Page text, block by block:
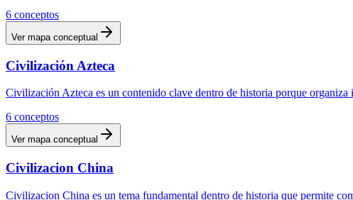
6 conceptos
Ver mapa conceptual
Civilización Azteca
Civilización Azteca es un contenido clave dentro de historia porque
6 conceptos
Ver mapa conceptual
Civilizacion China
Civilizacion China es un tema fundamental dentro de historia que permite